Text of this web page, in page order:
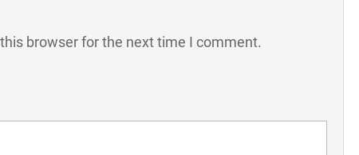
browser for the next time I comment.